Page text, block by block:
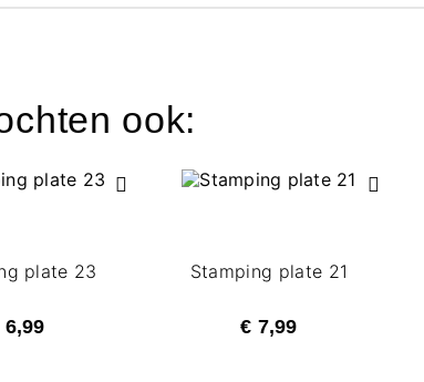
ook:
plate 23
6,99
Stamping plate 21
€ 7,99